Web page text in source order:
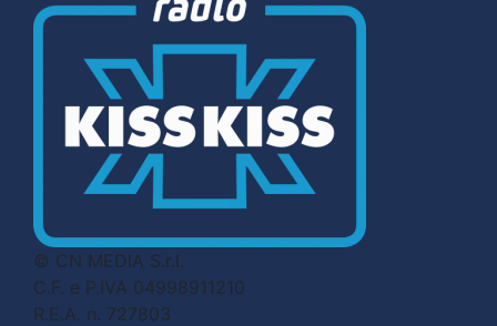
© CN MEDIA S.r.l.
C.F. e P.IVA 04998911210
R.E.A. n. 727803